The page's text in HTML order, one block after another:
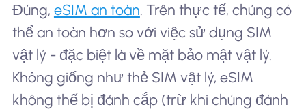
Đúng, eSIM an toàn. Trên thực tế, chúng có
thể an toàn hơn so với việc sử dụng SIM
vật lý - đặc biệt là về mặt bảo mật vật lý.
Không giống như thẻ SIM vật lý, eSIM
không thể bị đánh cắp (trừ khi chúng đánh